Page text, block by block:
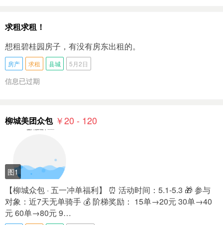
求租求租！
想租碧桂园房子，有没有房东出租的。
房产 求租 县城 5月2日
信息已过期
柳城美团众包 ￥20 - 120
图1
【柳城众包 · 五一冲单福利】 ⏰ 活动时间：5.1-5.3 🎁 参与
对象：近7天无单骑手 💰 阶梯奖励： 15单→20元 30单→40
元 60单→80元 9…